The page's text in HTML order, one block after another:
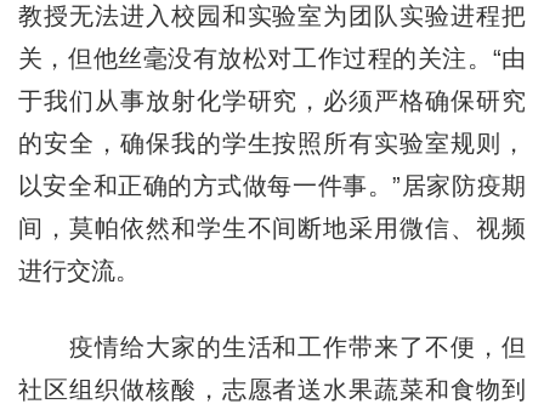
教授无法进入校园和实验室为团队实验进程把
关，但他丝毫没有放松对工作过程的关注。“由
于我们从事放射化学研究，必须严格确保研究
的安全，确保我的学生按照所有实验室规则，
以安全和正确的方式做每一件事。”居家防疫期
间，莫帕依然和学生不间断地采用微信、视频
进行交流。
疫情给大家的生活和工作带来了不便，但
社区组织做核酸，志愿者送水果蔬菜和食物到